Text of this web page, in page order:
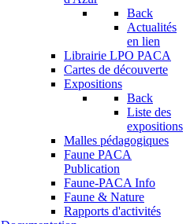
Back
Actualités
en lien
Librairie LPO PACA
Cartes de découverte
Expositions
Back
Liste des
expositions
Malles pédagogiques
Faune PACA
Publication
Faune-PACA Info
Faune & Nature
Rapports d'activités